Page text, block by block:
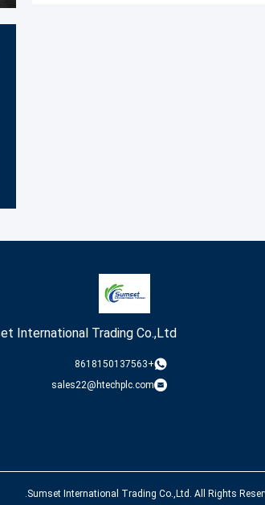
International Trading Co.,Ltd
+8618150137563
sales22@htechplc.com